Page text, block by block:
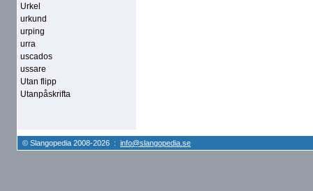
Urkel
urkund
urping
urra
uscados
ussare
Utan flipp
Utanpåskrifta
© Slangopedia 2008-2026 : info@slangopedia.se